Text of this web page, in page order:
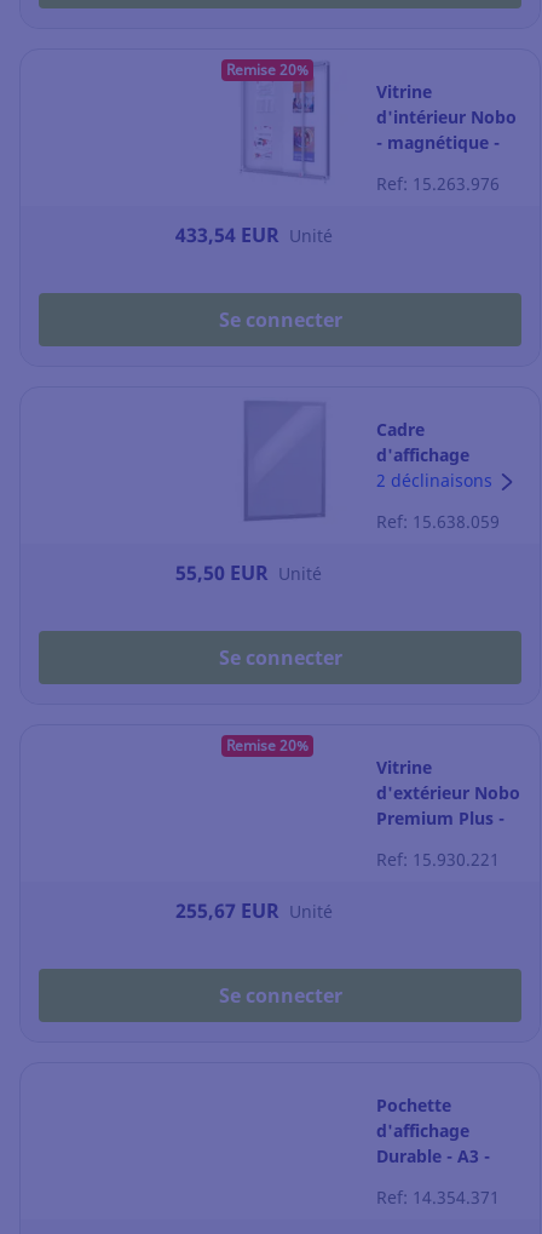
Remise 20%
Vitrine
d'intérieur Nobo
- magnétique -
- 12 feuilles A4
Ref: 15.263.976
433,54 EUR Unité
Se connecter
Cadre
d'affichage
Duraframe - A2 -
2 déclinaisons
Ref: 15.638.059
55,50 EUR Unité
Se connecter
Remise 20%
Vitrine
d'extérieur Nobo
Premium Plus -
feuilles A4
Ref: 15.930.221
255,67 EUR Unité
Se connecter
Pochette
d'affichage
Durable - A3 -
Ref: 14.354.371